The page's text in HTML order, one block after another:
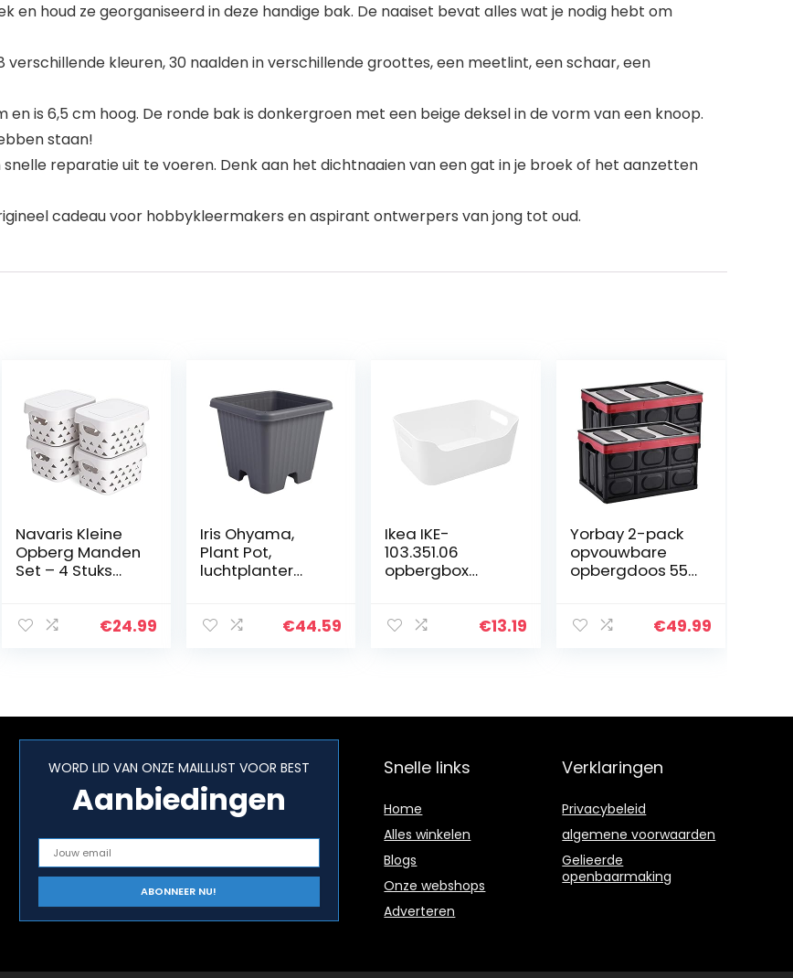
en houd ze georganiseerd in deze handige bak. De naaiset bevat alles wat je nodig hebt om
verschillende kleuren, 30 naalden in verschillende groottes, een meetlint, een schaar, een
en is 6,5 cm hoog. De ronde bak is donkergroen met een beige deksel in de vorm van een knoop.
staan!
snelle reparatie uit te voeren. Denk aan het dichtnaaien van een gat in je broek of het aanzetten
cadeau voor hobbykleermakers en aspirant ontwerpers van jong tot oud.
Navaris Kleine
Opberg Manden
Set – 4 Stuks
met Deksels en
€24.99
Iris Ohyama,
Plant Pot,
luchtplanter
eem, voor
€44.59
Ikea IKE-
103.351.06
opbergbox
in 24x17x10.5cm
€13.19
Yorbay 2-pack
opvouwbare
opbergdoos 55L
pack, plastic
€49.99
WORD LID VAN ONZE MAILLIJST VOOR BEST
Aanbiedingen
Snelle links
Home
Alles winkelen
Blogs
Onze webshops
Adverteren
Verklaringen
Privacybeleid
algemene voorwaarden
Gelieerde
openbaarmaking